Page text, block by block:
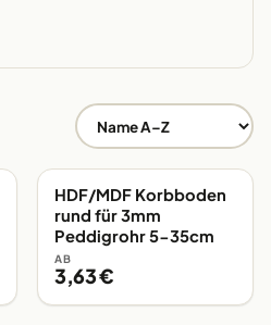
EIGENE FERTIGUNG
HDF/MDF Korbboden
rund für 3mm
Peddigrohr 5-35cm
AB
3,63 €